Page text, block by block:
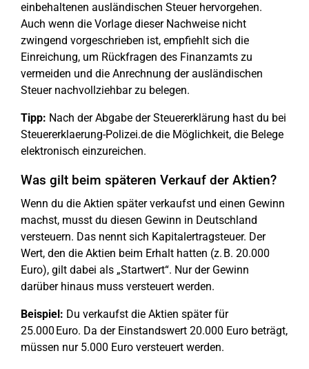
einbehaltenen ausländischen Steuer hervorgehen.
Auch wenn die Vorlage dieser Nachweise nicht
zwingend vorgeschrieben ist, empfiehlt sich die
Einreichung, um Rückfragen des Finanzamts zu
vermeiden und die Anrechnung der ausländischen
Steuer nachvollziehbar zu belegen.
Tipp: Nach der Abgabe der Steuererklärung hast du bei
Steuererklaerung-Polizei.de die Möglichkeit, die Belege
elektronisch einzureichen.
Was gilt beim späteren Verkauf der Aktien?
Wenn du die Aktien später verkaufst und einen Gewinn
machst, musst du diesen Gewinn in Deutschland
versteuern. Das nennt sich Kapitalertragsteuer. Der
Wert, den die Aktien beim Erhalt hatten (z. B. 20.000
Euro), gilt dabei als „Startwert“. Nur der Gewinn
darüber hinaus muss versteuert werden.
Beispiel: Du verkaufst die Aktien später für
25.000 Euro. Da der Einstandswert 20.000 Euro beträgt,
müssen nur 5.000 Euro versteuert werden.